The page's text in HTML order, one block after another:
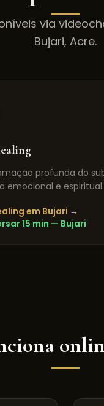
via
Bujari, Acre.
profunda do
emocional e espiritual.
em Bujari →
15 min — Bujari